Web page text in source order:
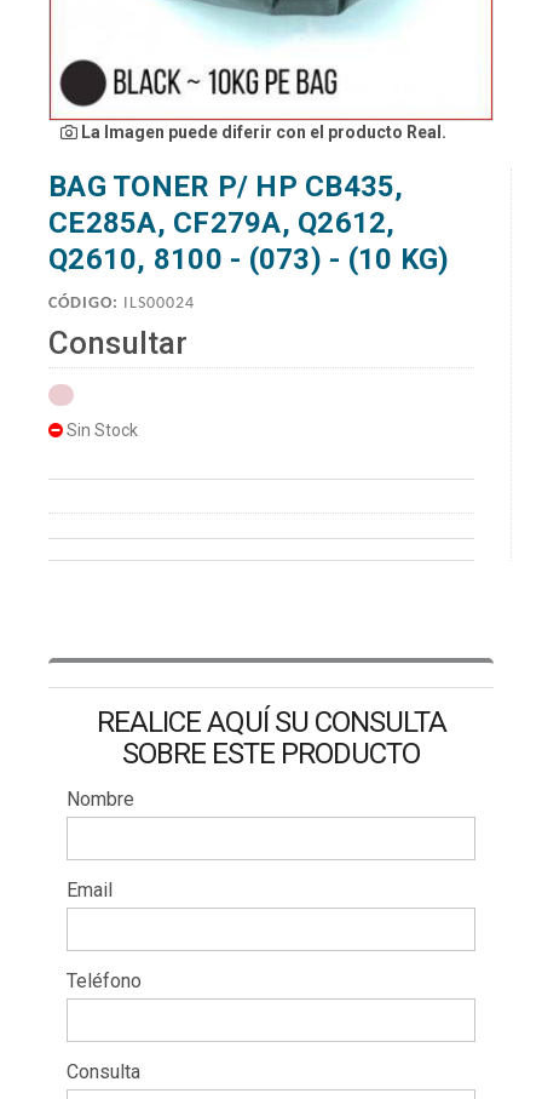
La Imagen puede diferir con el producto Real.
BAG TONER P/ HP CB435,
CE285A, CF279A, Q2612,
Q2610, 8100 - (073) - (10 KG)
CÓDIGO: ILS00024
Consultar
Sin Stock
REALICE AQUÍ SU CONSULTA
SOBRE ESTE PRODUCTO
Nombre
Email
Teléfono
Consulta